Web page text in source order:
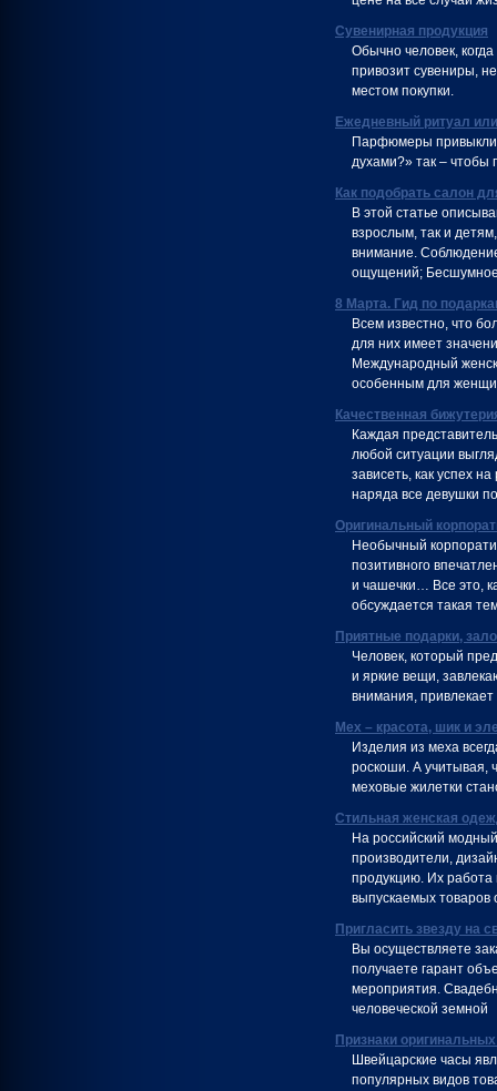
Сувенирная продукция
Обычно человек,
привозит сувениры,
местом покупки.
Ежедневный ритуал
Парфюмеры привыкли
духами?» так – чтобы
Как подобрать салон
В этой статье
взрослым, так и
внимание.
ощущений;
8 Марта. Гид по
Всем известно, что
для них имеет
Международный
особенным для
Качественная
Каждая
любой ситуации
зависеть, как успех
наряда все девушки
Оригинальный
Необычный
позитивного
и чашечки… Все это,
обсуждается такая
Приятные подарки,
Человек, который
и яркие вещи,
внимания,
Мех – красота, шик и
Изделия из меха
роскоши. А учитывая,
меховые жилетки
Стильная женская
На российский
производители,
продукцию. Их работа
выпускаемых товаров
Пригласить звезду на
Вы осуществляете
получаете гарант
мероприятия.
человеческой земной
Признаки
Швейцарские часы
популярных видов